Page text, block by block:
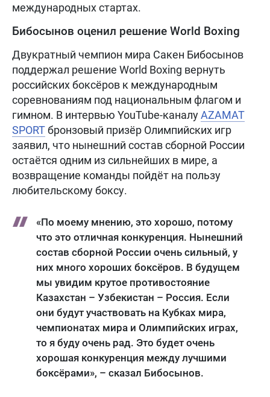
международных стартах.
Бибосынов оценил решение World Boxing
Двукратный чемпион мира Сакен Бибосынов
поддержал решение World Boxing вернуть
российских боксёров к международным
соревнованиям под национальным флагом и
гимном. В интервью YouTube-каналуAZAMAT
SPORTбронзовый призёр Олимпийских игр
заявил, что нынешний состав сборной России
остаётся одним из сильнейших в мире, а
возвращение команды пойдёт на пользу
любительскому боксу.
«По моему мнению, это хорошо, потому
что это отличная конкуренция. Нынешний
состав сборной России очень сильный, у
них много хороших боксёров. В будущем
мы увидим крутое противостояние
Казахстан – Узбекистан – Россия. Если
они будут участвовать на Кубках мира,
чемпионатах мира и Олимпийских играх,
то я буду очень рад. Это будет очень
хорошая конкуренция между лучшими
боксёрами», – сказал Бибосынов.